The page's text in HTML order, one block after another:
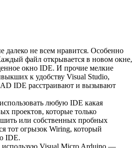
далеко не всем нравится. Особенно
файл открывается в новом окне,
окно IDE. И прочие мелкие
к удобству Visual Studio,
IDE расстраивают и вызывают
любую IDE какая
проектов, которые только
или собственных пробных
тот огрызок Wiring, который
IDE.